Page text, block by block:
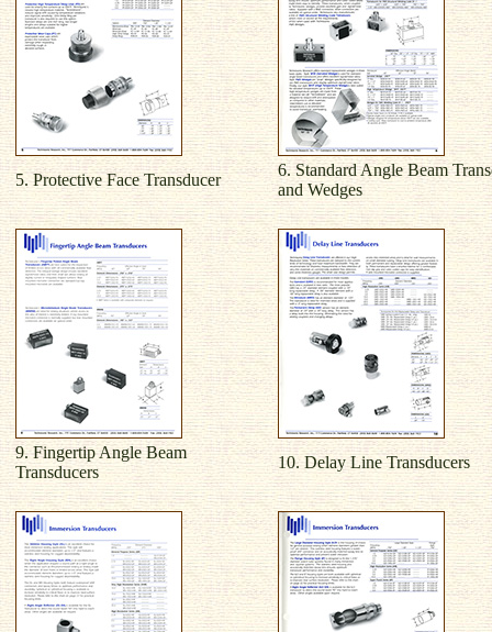
5. Protective Face Transducer
6. Standard Angle Beam
and Wedges
9. Fingertip Angle Beam
Transducers
10. Delay Line Transducers